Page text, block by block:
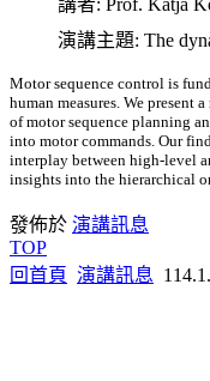
演講主題: The
Motor sequence control is
human measures. We
of motor sequence planning
into motor commands. Our
interplay between high-level
insights into the hierarchical
發佈於 演講訊息
TOP
回首頁 演講訊息